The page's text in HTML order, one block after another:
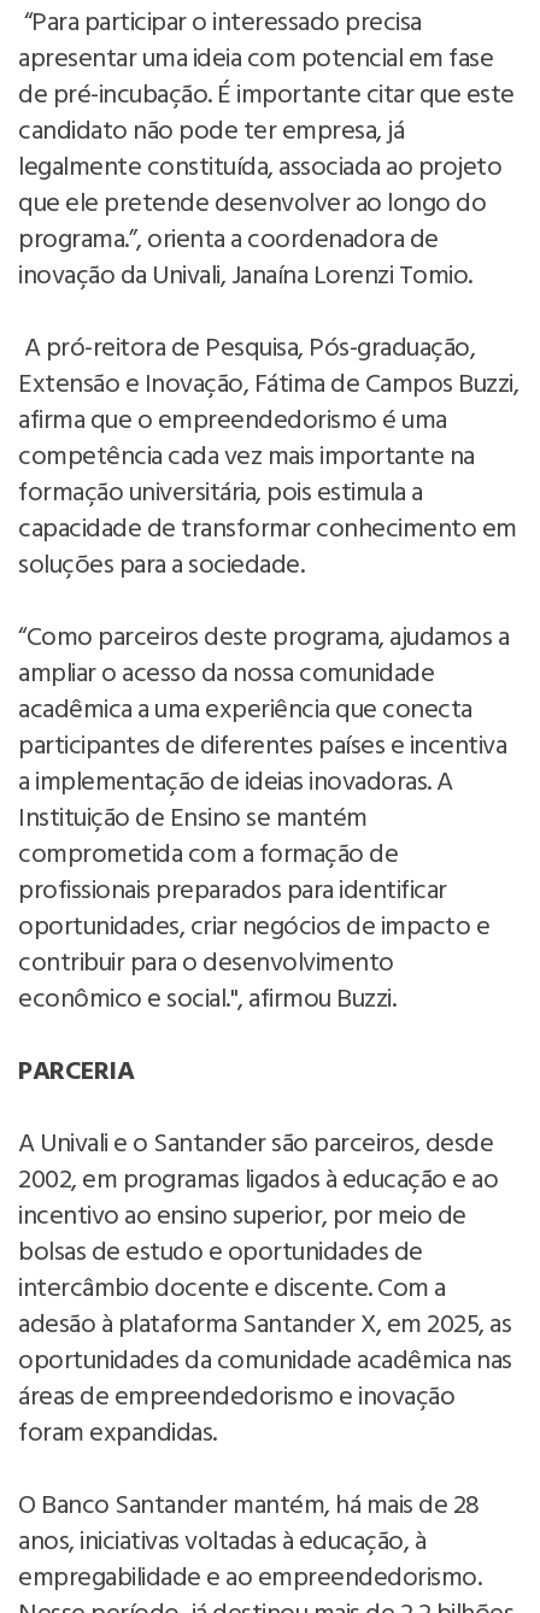
“Para participar o interessado precisa
apresentar uma ideia com potencial em fase
de pré-incubação. É importante citar que este
candidato não pode ter empresa, já
legalmente constituída, associada ao projeto
que ele pretende desenvolver ao longo do
programa.”, orienta a coordenadora de
inovação da Univali, Janaína Lorenzi Tomio.
A pró-reitora de Pesquisa, Pós-graduação,
Extensão e Inovação, Fátima de Campos Buzzi,
afirma que o empreendedorismo é uma
competência cada vez mais importante na
formação universitária, pois estimula a
capacidade de transformar conhecimento em
soluções para a sociedade.
“Como parceiros deste programa, ajudamos a
ampliar o acesso da nossa comunidade
acadêmica a uma experiência que conecta
participantes de diferentes países e incentiva
a implementação de ideias inovadoras. A
Instituição de Ensino se mantém
comprometida com a formação de
profissionais preparados para identificar
oportunidades, criar negócios de impacto e
contribuir para o desenvolvimento
econômico e social.", afirmou Buzzi.
PARCERIA
A Univali e o Santander são parceiros, desde
2002, em programas ligados à educação e ao
incentivo ao ensino superior, por meio de
bolsas de estudo e oportunidades de
intercâmbio docente e discente. Com a
adesão à plataforma Santander X, em 2025, as
oportunidades da comunidade acadêmica nas
áreas de empreendedorismo e inovação
foram expandidas.
O Banco Santander mantém, há mais de 28
anos, iniciativas voltadas à educação, à
empregabilidade e ao empreendedorismo.